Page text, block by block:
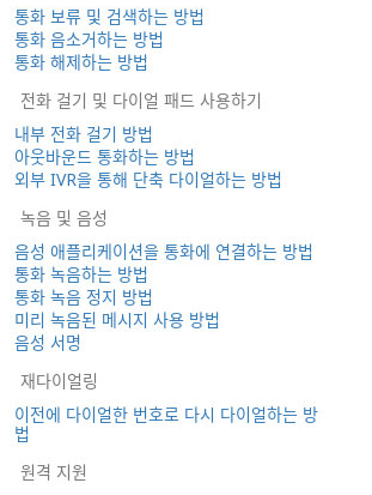
통화 보류 및 검색하는 방법
통화 음소거하는 방법
통화 해제하는 방법
전화 걸기 및 다이얼 패드 사용하기
내부 전화 걸기 방법
아웃바운드 통화하는 방법
외부 IVR을 통해 단축 다이얼하는 방법
녹음 및 음성
음성 애플리케이션을 통화에 연결하는 방법
통화 녹음하는 방법
통화 녹음 정지 방법
미리 녹음된 메시지 사용 방법
음성 서명
재다이얼링
이전에 다이얼한 번호로 다시 다이얼하는 방
법
원격 지원